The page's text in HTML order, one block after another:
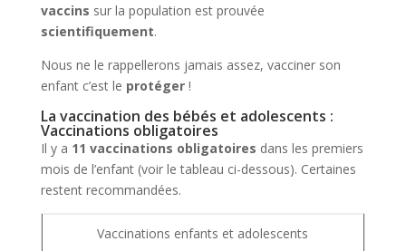
vaccins sur la population est prouvée
scientifiquement.
Nous ne le rappellerons jamais assez, vacciner son
enfant c’est le protéger!
La vaccination des bébés et adolescents :
Vaccinations obligatoires
Il y a 11 vaccinations obligatoires dans les premiers
mois de l’enfant (voir le tableau ci-dessous). Certaines
restent recommandées.
Vaccinations enfants et adolescents